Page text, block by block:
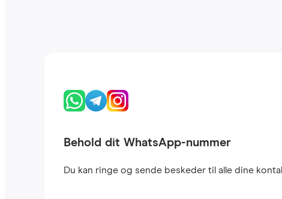
Behold dit WhatsApp-nummer
Du kan ringe og sende beskeder til alle dine